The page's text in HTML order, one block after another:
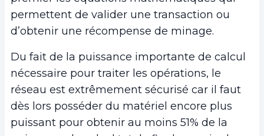
permettent de valider une transaction ou
d’obtenir une récompense de minage.
Du fait de la puissance importante de calcul
nécessaire pour traiter les opérations, le
réseau est extrêmement sécurisé car il faut
dès lors posséder du matériel encore plus
puissant pour obtenir au moins 51% de la